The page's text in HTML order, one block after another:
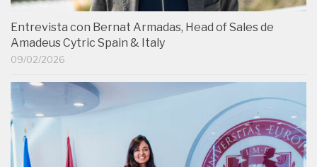
Entrevista con Bernat Armadas, Head of Sales de
Amadeus Cytric Spain & Italy
09/02/2026